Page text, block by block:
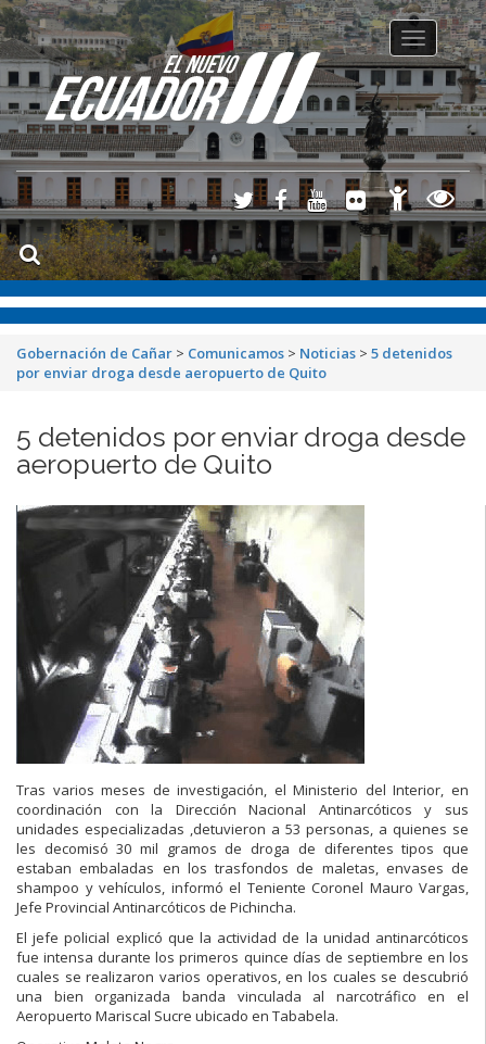
Toggle
navigation
Gobernación de Cañar > Comunicamos > Noticias > 5 detenidos
por enviar droga desde aeropuerto de Quito
5 detenidos por enviar droga desde
aeropuerto de Quito
Tras varios meses de investigación, el Ministerio del Interior, en
coordinación con la Dirección Nacional Antinarcóticos y sus
unidades especializadas ,detuvieron a 53 personas, a quienes se
les decomisó 30 mil gramos de droga de diferentes tipos que
estaban embaladas en los trasfondos de maletas, envases de
shampoo y vehículos, informó el Teniente Coronel Mauro Vargas,
Jefe Provincial Antinarcóticos de Pichincha.
El jefe policial explicó que la actividad de la unidad antinarcóticos
fue intensa durante los primeros quince días de septiembre en los
cuales se realizaron varios operativos, en los cuales se descubrió
una bien organizada banda vinculada al narcotráfico en el
Aeropuerto Mariscal Sucre ubicado en Tababela.